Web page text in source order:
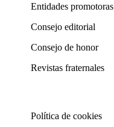
Entidades promotoras
Consejo editorial
Consejo de honor
Revistas fraternales
Política de cookies